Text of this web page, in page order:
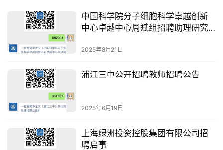
中国科学院分子细胞科学卓越创新
中心卓越中心周斌组招聘助理研究
2025年8月21日
浦江三中公开招聘教师招聘公告
2025年6月19日
上海绿洲投资控股集团有限公司招
聘启事